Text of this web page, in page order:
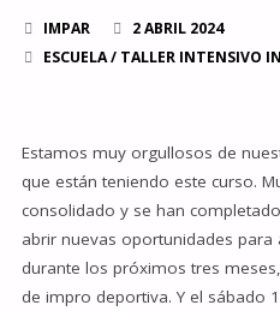
IMPAR
2 ABRIL 2024
ESCUELA/ TALLER INTENSIVO
Estamos muy orgullosos de
que están teniendo este curso.
consolidado y se han
abrir nuevas oportunidades para
durante los próximos tres
de impro deportiva. Y el sábado